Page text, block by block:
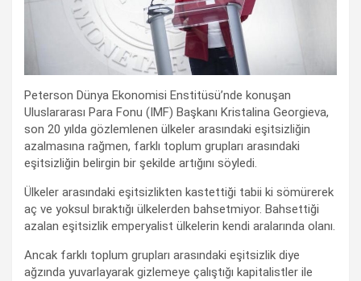
Peterson Dünya Ekonomisi Enstitüsü’nde konuşan
Uluslararası Para Fonu (IMF) Başkanı Kristalina Georgieva,
son 20 yılda gözlemlenen ülkeler arasındaki eşitsizliğin
azalmasına rağmen, farklı toplum grupları arasındaki
eşitsizliğin belirgin bir şekilde artığını söyledi.
Ülkeler arasındaki eşitsizlikten kastettiği tabii ki sömürerek
aç ve yoksul bıraktığı ülkelerden bahsetmiyor. Bahsettiği
azalan eşitsizlik emperyalist ülkelerin kendi aralarında olanı.
Ancak farklı toplum grupları arasındaki eşitsizlik diye
ağzında yuvarlayarak gizlemeye çalıştığı kapitalistler ile